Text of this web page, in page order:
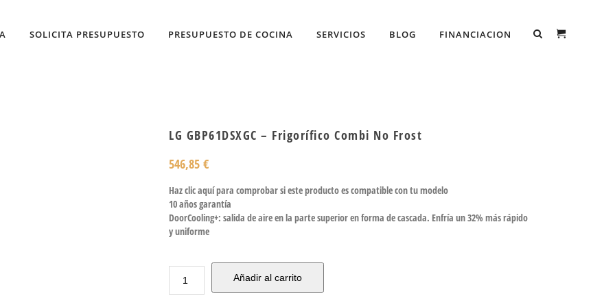
SOLICITA PRESUPUESTO PRESUPUESTO DE COCINA SERVICIOS BLOG FINANCIACION
LG GBP61DSXGC – Frigorífico Combi No Frost
546,85 €
Haz clic aquí para comprobar si este producto es compatible con tu modelo
10 años garantía
DoorCooling+: salida de aire en la parte superior en forma de cascada. Enfría un 32% más rápido
y uniforme
Añadir al carrito